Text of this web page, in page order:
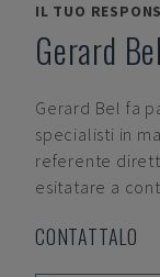
IL TUO
Gerard Bel
Gerard Bel fa
specialisti in
referente
esitatare a
CONTATTALO